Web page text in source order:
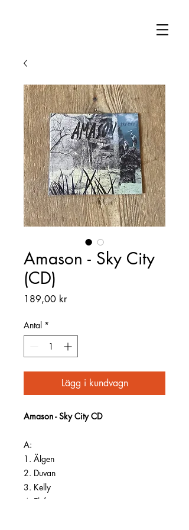
Amason - Sky City
(CD)
189,00 krPris
Antal *
Lägg i kundvagn
Amason - Sky City CD
A:
1. Älgen
2. Duvan
3. Kelly
4. Elefanten